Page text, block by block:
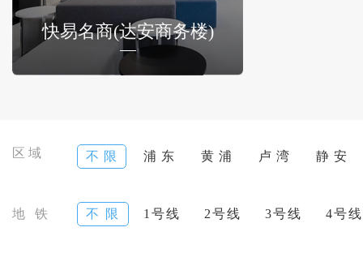
快易名商(达安商务楼)
区域 不 限 浦 东 黄 浦 卢 湾 静 安
地 铁 不 限 1号线 2号线 3号线 4号线